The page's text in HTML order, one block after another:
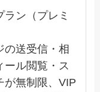
ラン（プレミ
の送受信・相
ール閲覧・ス
が無制限、VIP